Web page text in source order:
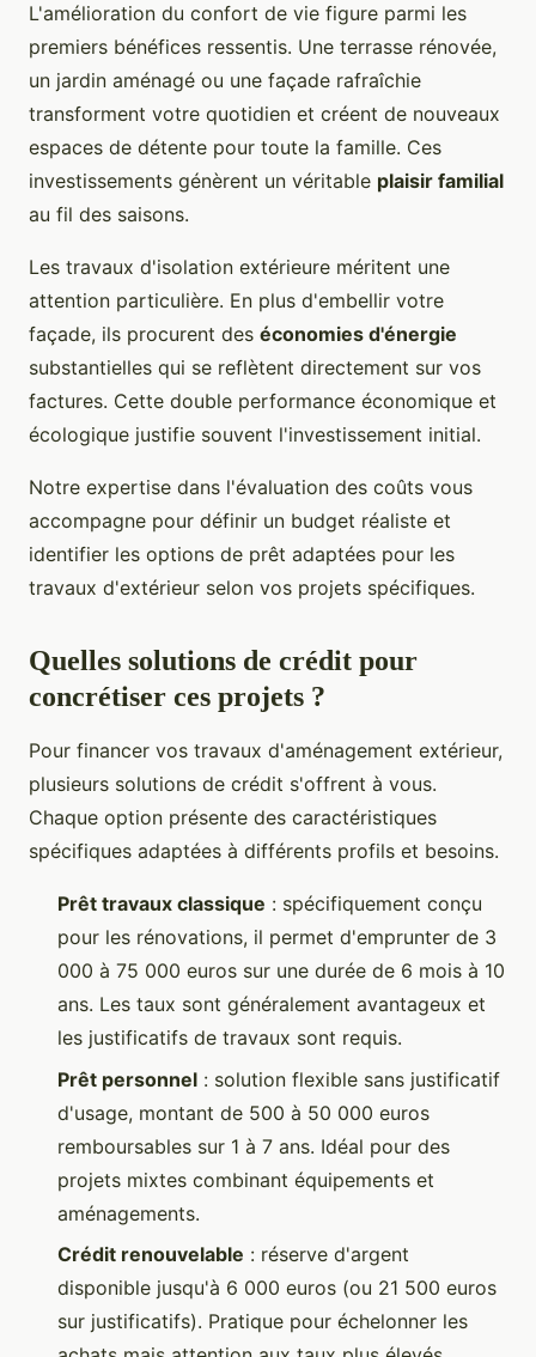
L'amélioration du confort de vie figure parmi les
premiers bénéfices ressentis. Une terrasse rénovée,
un jardin aménagé ou une façade rafraîchie
transforment votre quotidien et créent de nouveaux
espaces de détente pour toute la famille. Ces
investissements génèrent un véritable plaisir familial
au fil des saisons.
Les travaux d'isolation extérieure méritent une
attention particulière. En plus d'embellir votre
façade, ils procurent des économies d'énergie
substantielles qui se reflètent directement sur vos
factures. Cette double performance économique et
écologique justifie souvent l'investissement initial.
Notre expertise dans l'évaluation des coûts vous
accompagne pour définir un budget réaliste et
identifier les options de prêt adaptées pour les
travaux d'extérieur selon vos projets spécifiques.
Quelles solutions de crédit pour
concrétiser ces projets ?
Pour financer vos travaux d'aménagement extérieur,
plusieurs solutions de crédit s'offrent à vous.
Chaque option présente des caractéristiques
spécifiques adaptées à différents profils et besoins.
Prêt travaux classique : spécifiquement conçu
pour les rénovations, il permet d'emprunter de 3
000 à 75 000 euros sur une durée de 6 mois à 10
ans. Les taux sont généralement avantageux et
les justificatifs de travaux sont requis.
Prêt personnel : solution flexible sans justificatif
d'usage, montant de 500 à 50 000 euros
remboursables sur 1 à 7 ans. Idéal pour des
projets mixtes combinant équipements et
aménagements.
Crédit renouvelable : réserve d'argent
disponible jusqu'à 6 000 euros (ou 21 500 euros
sur justificatifs). Pratique pour échelonner les